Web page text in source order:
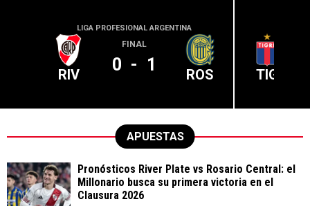
LIGA PROFESIONAL ARGENTINA
RIV
FINAL
0 - 1 ROS TIG
APUESTAS
Pronósticos River Plate vs Rosario Central: el
Millonario busca su primera victoria en el
Clausura 2026